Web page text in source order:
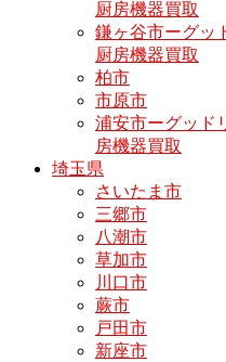
厨房機器買取
鎌ヶ谷市ーグッ
厨房機器買取
柏市
市原市
浦安市ーグッド
房機器買取
埼玉県
さいたま市
三郷市
八潮市
草加市
川口市
蕨市
戸田市
新座市